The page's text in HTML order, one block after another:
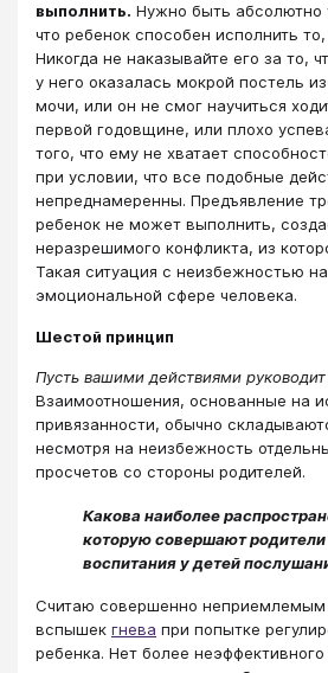
выполнить. Нужно быть абсолютно
что ребенок способен исполнить то,
Никогда не наказывайте его за то,
у него оказалась мокрой постель
мочи, или он не смог научиться
первой годовщине, или плохо
того, что ему не хватает
при условии, что все подобные
непреднамеренны. Предъявление
ребенок не может выполнить,
неразрешимого конфликта, из
Такая ситуация с неизбежностью
эмоциональной сфере человека.
Шестой принцип
Пусть вашими действиями
Взаимоотношения, основанные на
привязанности, обычно
несмотря на неизбежность
просчетов со стороны родителей.
Какова наиболее
которую совершают
воспитания у детей
Считаю совершенно неприемлемым
вспышек гнева при попытке
ребенка. Нет более